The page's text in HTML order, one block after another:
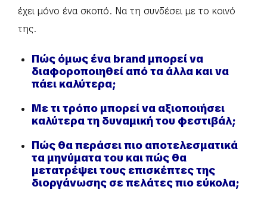
έχει μόνο ένα σκοπό. Να τη συνδέσει με το κοινό
της.
Πώς όμως ένα brand μπορεί να
διαφοροποιηθεί από τα άλλα και να
πάει καλύτερα;
Με τι τρόπο μπορεί να αξιοποιήσει
καλύτερα τη δυναμική του φεστιβάλ;
Πώς θα περάσει πιο αποτελεσματικά
τα μηνύματα του και πώς θα
μετατρέψει τους επισκέπτες της
διοργάνωσης σε πελάτες πιο εύκολα;